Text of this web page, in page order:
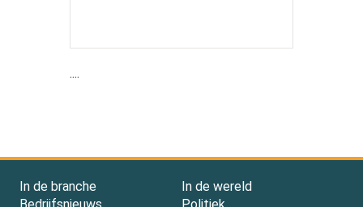
....
In de branche
In de wereld